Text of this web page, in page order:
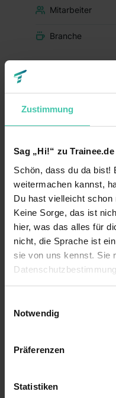
Zustimmung
Sag „Hi!“ zu
Schön, dass du da bist!
weitermachen kannst,
Du hast vielleicht
Keine Sorge, das ist
hier, was das alles für
nicht, die Sprache ist
sie von uns kennst. Sie
Benutzung der
Webseite zu analysieren
Notwendig
Präferenzen
Statistiken
Mitarbeiter
Branche
Wusstest du
Durch Stationen
haben Sie die
Einarbeitung und
Sie mit fachlichen
Kompetenzen
fördern, denn nur